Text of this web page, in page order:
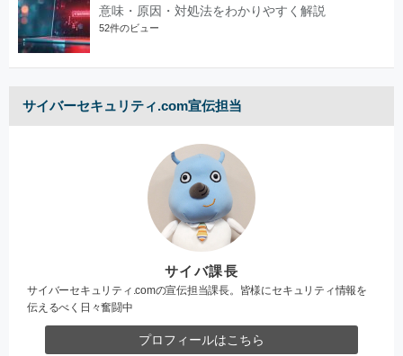
意味・原因・対処法をわかりやすく解説
52件のビュー
サイバーセキュリティ.com宣伝担当
サイバ課長
サイバーセキュリティ.comの宣伝担当課長。皆様にセキュリティ情報を
伝えるべく日々奮闘中
プロフィールはこちら